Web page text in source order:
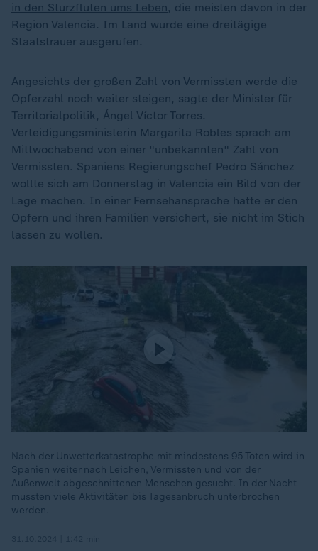
in den Sturzfluten ums Leben, die meisten davon in der
Region Valencia. Im Land wurde eine dreitägige
Staatstrauer ausgerufen.
Angesichts der großen Zahl von Vermissten werde die
Opferzahl noch weiter steigen, sagte der Minister für
Territorialpolitik, Ángel Víctor Torres.
Verteidigungsministerin Margarita Robles sprach am
Mittwochabend von einer "unbekannten" Zahl von
Vermissten. Spaniens Regierungschef Pedro Sánchez
wollte sich am Donnerstag in Valencia ein Bild von der
Lage machen. In einer Fernsehansprache hatte er den
Opfern und ihren Familien versichert, sie nicht im Stich
lassen zu wollen.
Nach der Unwetterkatastrophe mit mindestens 95 Toten wird in
Spanien weiter nach Leichen, Vermissten und von der
Außenwelt abgeschnittenen Menschen gesucht. In der Nacht
mussten viele Aktivitäten bis Tagesanbruch unterbrochen
werden.